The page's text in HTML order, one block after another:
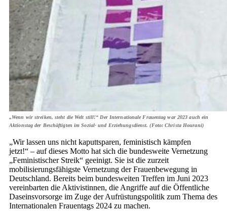
„Wenn wir streiken, steht die Welt still!“ Der Internationale Frauentag war 2023 auch ein
Aktionstag der Beschäftigten im Sozial- und Erziehungsdienst. (Foto: Christa Hourani)
„Wir lassen uns nicht kaputtsparen, feministisch kämpfen
jetzt!“ – auf dieses Motto hat sich die bundesweite Vernetzung
„Feministischer Streik“ geeinigt. Sie ist die zurzeit
mobilisierungsfähigste Vernetzung der Frauenbewegung in
Deutschland. Bereits beim bundesweiten Treffen im Juni 2023
vereinbarten die Aktivistinnen, die Angriffe auf die Öffentliche
Daseinsvorsorge im Zuge der Aufrüstungspolitik zum Thema des
Internationalen Frauentags 2024 zu machen.